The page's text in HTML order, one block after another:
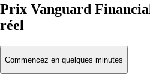
Prix Vanguard
réel
Commencez en quelques minutes